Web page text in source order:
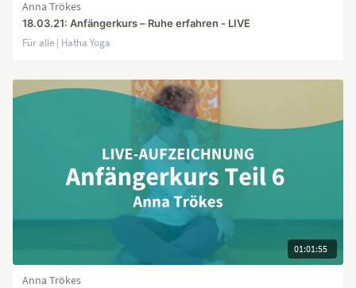
Anna Trökes
18.03.21: Anfängerkurs – Ruhe erfahren - LIVE
Für alle | Hatha Yoga
01:01:55
Anna Trökes